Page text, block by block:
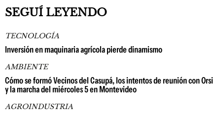
SEGUÍ LEYENDO
TECNOLOGÍA
Inversión en maquinaria agrícola pierde dinamismo
AMBIENTE
Cómo se formó Vecinos del Casupá, los intentos de reunión con Orsi
y la marcha del miércoles 5 en Montevideo
AGROINDUSTRIA